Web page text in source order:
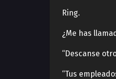
Ring.
¿Me has
“Descanse
“Tus